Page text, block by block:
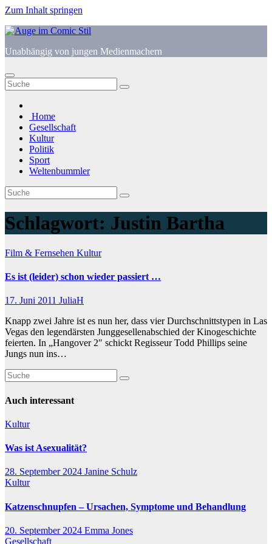
Zum Inhalt springen
Unabhängig von jungen Medienmachern
Home
Gesellschaft
Kultur
Politik
Sport
Weltenbummler
Schlagwort: Justin Bartha
Film & Fernsehen Kultur
Es ist (leider) schon wieder passiert …
17. Juni 2011 JuliaH
Knapp zwei Jahre ist es nun her, dass vier Durchschnittstypen in Las
Vegas den legendärsten Junggesellenabschied der Kinogeschichte
feierten. In „Hangover 2″ schickt Regisseur Todd Phillips seine
Jungs nun ins…
Auch interessant
Kultur
Was ist Asexualität?
28. September 2024 Janine Schulz
Kultur
Katzenschnupfen – Ursachen, Symptome und Behandlung
20. September 2024 Emma Jones
Gesellschaft